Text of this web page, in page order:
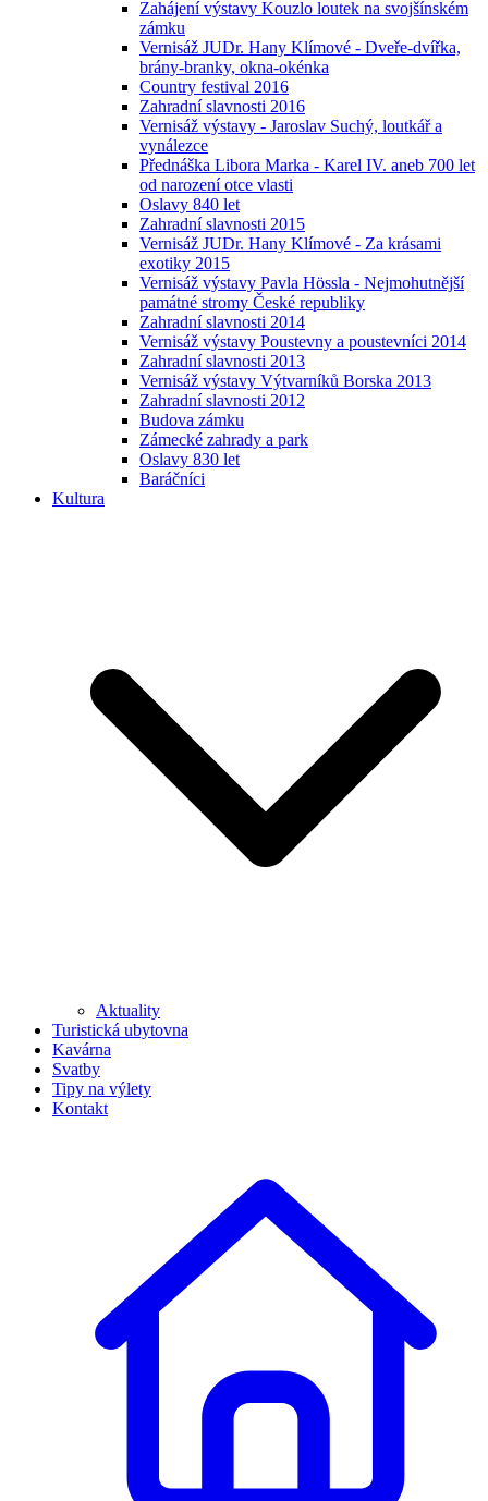
Zahájení výstavy Kouzlo loutek na svojšínském
zámku
Vernisáž JUDr. Hany Klímové - Dveře-dvířka,
brány-branky, okna-okénka
Country festival 2016
Zahradní slavnosti 2016
Vernisáž výstavy - Jaroslav Suchý, loutkář a
vynálezce
Přednáška Libora Marka - Karel IV. aneb 700 let
od narození otce vlasti
Oslavy 840 let
Zahradní slavnosti 2015
Vernisáž JUDr. Hany Klímové - Za krásami
exotiky 2015
Vernisáž výstavy Pavla Hössla - Nejmohutnější
památné stromy České republiky
Zahradní slavnosti 2014
Vernisáž výstavy Poustevny a poustevníci 2014
Zahradní slavnosti 2013
Vernisáž výstavy Výtvarníků Borska 2013
Zahradní slavnosti 2012
Budova zámku
Zámecké zahrady a park
Oslavy 830 let
Baráčníci
Kultura
Aktuality
Turistická ubytovna
Kavárna
Svatby
Tipy na výlety
Kontakt